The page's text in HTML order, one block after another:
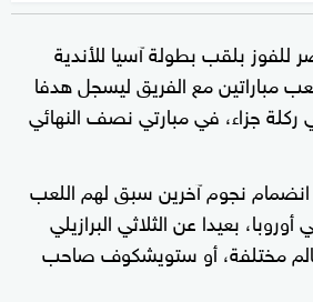
بلقب بطولة آسيا للأندية
مباراتين مع الفريق ليسجل هدفا
جزاء، في مبارتي نصف النهائي
نجوم آخرين سبق لهم اللعب
بعيدا عن الثلاثي البرازيلي
مختلفة، أو ستويشكوف صاحب